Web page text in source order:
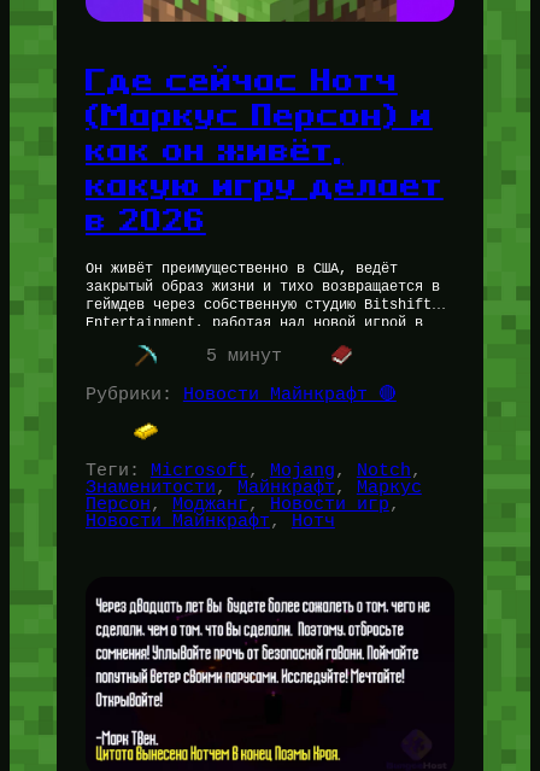
Где сейчас Нотч
(Маркус Персон) и
как он живёт,
какую игру делает
в 2026
Он живёт преимущественно в США, ведёт
закрытый образ жизни и тихо возвращается в
геймдев через собственную студию Bitshift
Entertainment, работая над новой игрой в
жанре рогалика. Его состояние оценивают
примерно…
5 минут
Рубрики: Новости Майнкрафт 🔴
Теги: Microsoft, Mojang, Notch
Знаменитости, Майнкрафт, Маркус
Персон, Моджанг, Новости игр
Новости Майнкрафт, Нотч